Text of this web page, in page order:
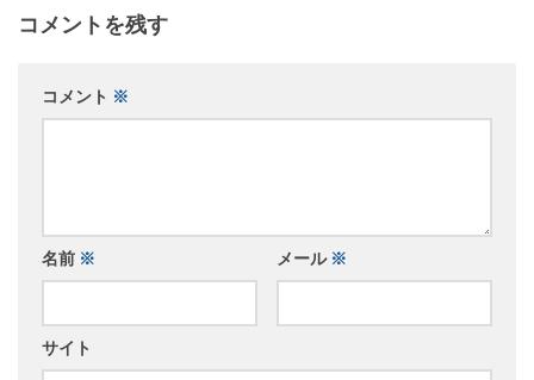
コメントを残す
コメント ※
名前 ※ メール ※
サイト